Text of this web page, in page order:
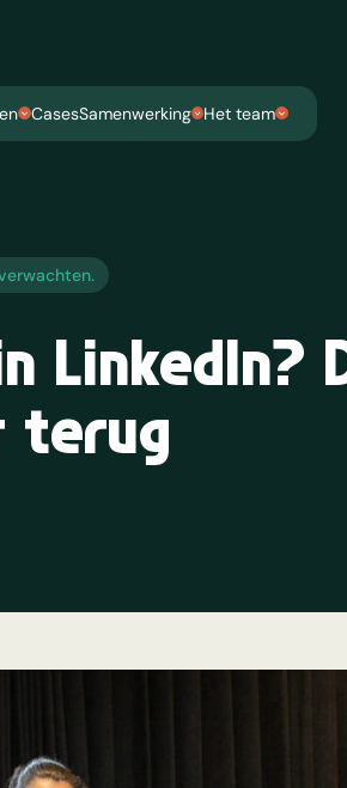
CasesSamenwerking Het team
LinkedIn?
terug